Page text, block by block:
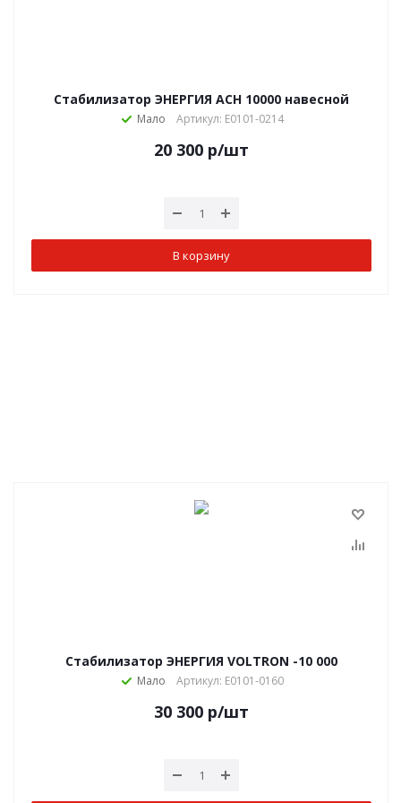
Стабилизатор ЭНЕРГИЯ АСН 10000 навесной
Мало Артикул: Е0101-0214
20 300 р/шт
В корзину
Стабилизатор ЭНЕРГИЯ VOLTRON -10 000
Мало Артикул: Е0101-0160
30 300 р/шт